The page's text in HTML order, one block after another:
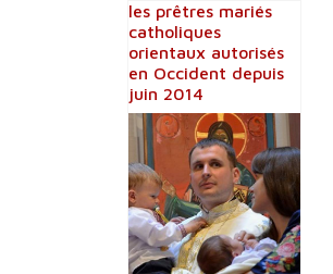
les prêtres mariés
catholiques
orientaux autorisés
en Occident depuis
juin 2014